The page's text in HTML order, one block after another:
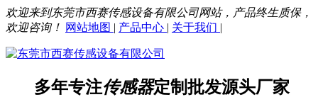
欢迎来到东莞市西赛传感设备有限公司网站，产品终生质保，
欢迎咨询！ 网站地图 | 产品中心 | 关于我们 |
多年专注传感器定制批发源头厂家